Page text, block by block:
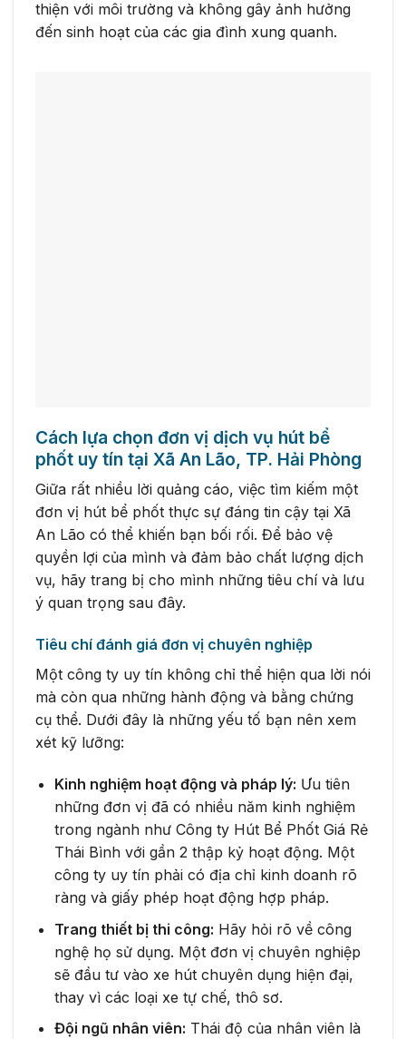
thiện với môi trường và không gây ảnh hưởng
đến sinh hoạt của các gia đình xung quanh.
Cách lựa chọn đơn vị dịch vụ hút bể
phốt uy tín tại Xã An Lão, TP. Hải Phòng
Giữa rất nhiều lời quảng cáo, việc tìm kiếm một
đơn vị hút bể phốt thực sự đáng tin cậy tại Xã
An Lão có thể khiến bạn bối rối. Để bảo vệ
quyền lợi của mình và đảm bảo chất lượng dịch
vụ, hãy trang bị cho mình những tiêu chí và lưu
ý quan trọng sau đây.
Tiêu chí đánh giá đơn vị chuyên nghiệp
Một công ty uy tín không chỉ thể hiện qua lời nói
mà còn qua những hành động và bằng chứng
cụ thể. Dưới đây là những yếu tố bạn nên xem
xét kỹ lưỡng:
Kinh nghiệm hoạt động và pháp lý: Ưu tiên
những đơn vị đã có nhiều năm kinh nghiệm
trong ngành như Công ty Hút Bể Phốt Giá Rẻ
Thái Bình với gần 2 thập kỷ hoạt động. Một
công ty uy tín phải có địa chỉ kinh doanh rõ
ràng và giấy phép hoạt động hợp pháp.
Trang thiết bị thi công: Hãy hỏi rõ về công
nghệ họ sử dụng. Một đơn vị chuyên nghiệp
sẽ đầu tư vào xe hút chuyên dụng hiện đại,
thay vì các loại xe tự chế, thô sơ.
Đội ngũ nhân viên: Thái độ của nhân viên là